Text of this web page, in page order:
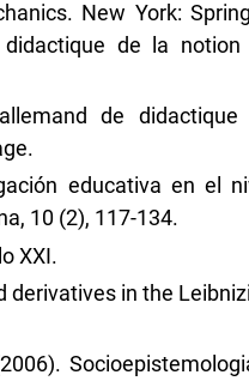
New York:
de la notion
de didactique
educativa en el
10 (2), 117-134.
XXI.
derivatives in the